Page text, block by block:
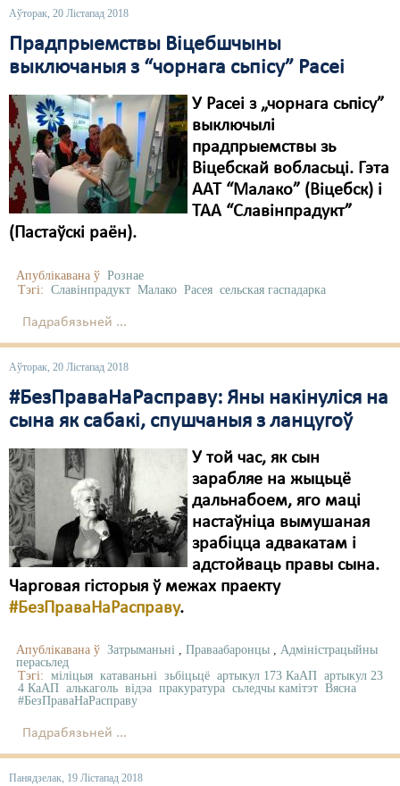
Аўторак, 20 Лістапад 2018
Прадпрыемствы Віцебшчыны
выключаныя з “чорнага сьпісу” Расеі
У Расеі з „чорнага сьпісу”
выключылі
прадпрыемствы зь
Віцебскай вобласьці. Гэта
ААТ “Малако” (Віцебск) і
ТАА “Славінпрадукт”
(Пастаўскі раён).
Апублікавана ў Рознае
Тэгі: Славінпрадукт Малако Расея сельская гаспадарка
Падрабязьней ...
Аўторак, 20 Лістапад 2018
#БезПраваНаРасправу: Яны накінуліся на
сына як сабакі, спушчаныя з ланцугоў
У той час, як сын
зарабляе на жыцьцё
дальнабоем, яго маці
настаўніца вымушаная
зрабіцца адвакатам і
адстойваць правы сына.
Чарговая гісторыя ў межах праекту
#БезПраваНаРасправу.
Апублікавана ў Затрыманьні , Праваабаронцы , Адміністрацыйны
перасьлед
Тэгі: міліцыя катаваньні зьбіцьцё артыкул 173 КаАП артыкул 23
4 КаАП алькаголь відэа пракуратура сьледчы камітэт Вясна
#БезПраваНаРасправу
Падрабязьней ...
Панядзелак, 19 Лістапад 2018